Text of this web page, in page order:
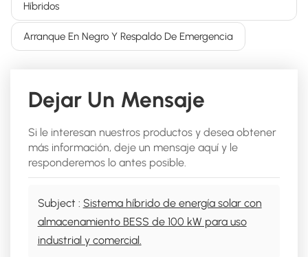
Híbridos
Arranque En Negro Y Respaldo De Emergencia
Dejar Un Mensaje
Si le interesan nuestros productos y desea obtener
más información, deje un mensaje aquí y le
responderemos lo antes posible.
Subject : Sistema híbrido de energía solar con
almacenamiento BESS de 100 kW para uso
industrial y comercial.